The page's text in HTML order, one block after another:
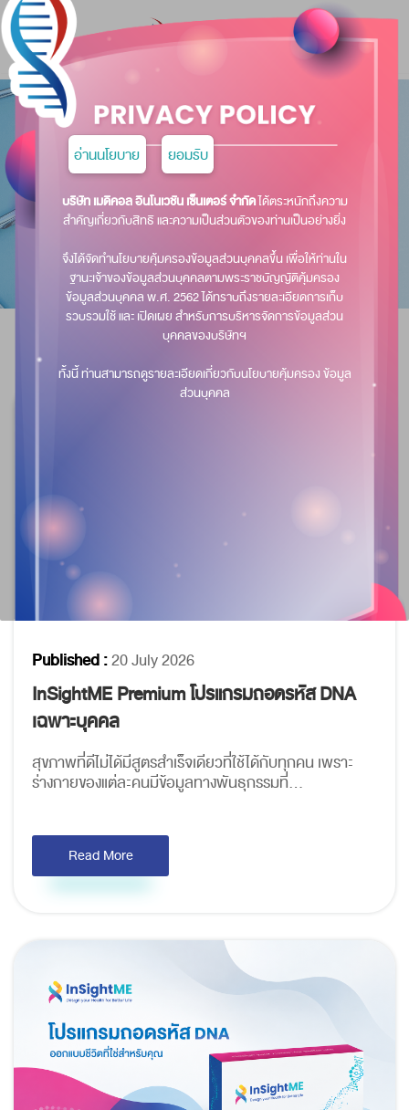
บริการของเรา
หน้าแรก บริการของเรา
Published :20 July 2026
InSightME Premium โปรแกรมถอดรหัส DNA
เฉพาะบุคคล
สุขภาพที่ดีไม่ได้มีสูตรสำเร็จเดียวที่ใช้ได้กับทุกคน เพราะ
ร่างกายของแต่ละคนมีข้อมูลทางพันธุกรรมที่...
Read More
อ่านนโยบาย ยอมรับ
บริษัท เมดิคอล อินโนเวชัน เซ็นเตอร์ จำกัดได้ตระหนักถึง
สำคัญเกี่ยวกับสิทธิ และความเป็นส่วนตัวของท่านเป็นอย่
จึงได้จัดทำนโยบายคุ้มครองข้อมูลส่วนบุคคลขึ้น เพื่อให้ท่
ฐานะเจ้าของข้อมูลส่วนบุคคลตามพระราชบัญญัติคุ้มค
ข้อมูลส่วนบุคคล พ.ศ. 2562 ได้ทราบถึงรายละเอียดกา
รวบรวมใช้ และ เปิดเผย สำหรับการบริหารจัดการข้อมู